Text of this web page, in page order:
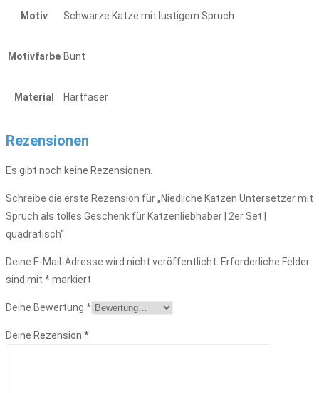
Motiv Schwarze Katze mit lustigem Spruch
Motivfarbe Bunt
Material Hartfaser
Rezensionen
Es gibt noch keine Rezensionen.
Schreibe die erste Rezension für „Niedliche Katzen Untersetzer mit
Spruch als tolles Geschenk für Katzenliebhaber | 2er Set |
quadratisch“
Deine E-Mail-Adresse wird nicht veröffentlicht. Erforderliche Felder
sind mit *markiert
Deine Bewertung *
Deine Rezension *